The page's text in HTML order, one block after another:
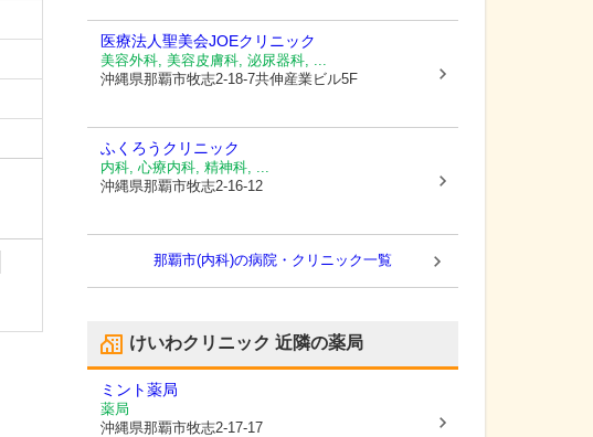
医療法人聖美会JOEクリニック
美容外科, 美容皮膚科, 泌尿器科, ...
沖縄県那覇市牧志2-18-7共伸産業ビル5F
ふくろうクリニック
内科, 心療内科, 精神科, ...
沖縄県那覇市牧志2-16-12
那覇市(内科)の病院・クリニック一覧
けいわクリニック 近隣の薬局
ミント薬局
薬局
沖縄県那覇市牧志2-17-17